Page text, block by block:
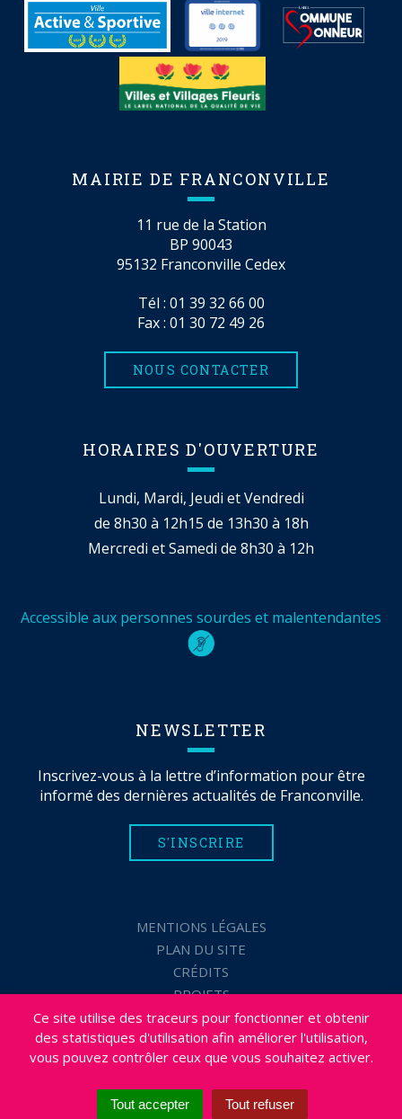
Ce site utilise des traceurs pour fonctionner et obtenir
des statistiques d'utilisation afin améliorer l'utilisation,
vous pouvez contrôler ceux que vous souhaitez activer.
Tout accepter Tout refuser
MAIRIE DE FRANCONVILLE
11 rue de la Station
BP 90043
95132 Franconville Cedex
Tél : 01 39 32 66 00
Fax : 01 30 72 49 26
NOUS CONTACTER
HORAIRES D'OUVERTURE
Lundi, Mardi, Jeudi et Vendredi
de 8h30 à 12h15 de 13h30 à 18h
Mercredi et Samedi de 8h30 à 12h
Accessible aux personnes sourdes et malentendantes
NEWSLETTER
Inscrivez-vous à la lettre d’information pour être
informé des dernières actualités de Franconville.
S'INSCRIRE
MENTIONS LÉGALES
PLAN DU SITE
CRÉDITS
PROJETS
DÉSABONNEMENT NEWSLETTER
ACCESSIBILITÉ : NON CONFORME